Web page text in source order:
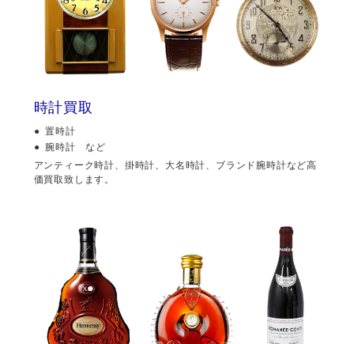
時計買取
置時計
腕時計 など
アンティーク時計、掛時計、大名時計、ブランド腕時計など高
価買取致します。